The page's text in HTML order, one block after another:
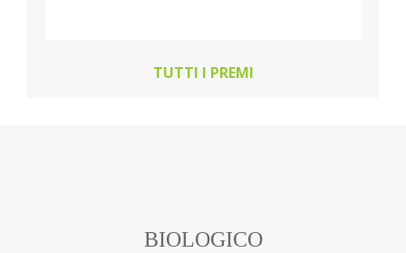
TUTTI I PREMI
BIOLOGICO